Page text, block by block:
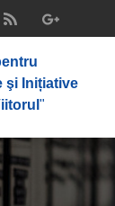
şi Inițiative
"